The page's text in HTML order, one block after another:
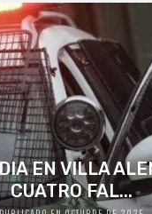
EN VILLA
CUATRO FAL...